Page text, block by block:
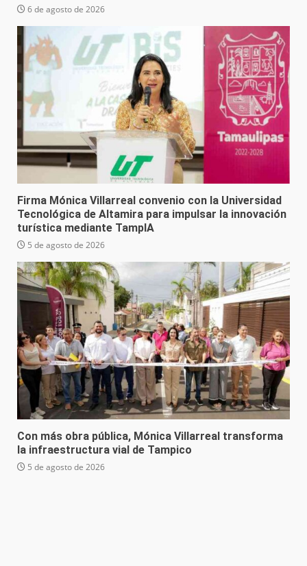
6 de agosto de 2026
Firma Mónica Villarreal convenio con la Universidad
Tecnológica de Altamira para impulsar la innovación
turística mediante TampIA
5 de agosto de 2026
Con más obra pública, Mónica Villarreal transforma
la infraestructura vial de Tampico
5 de agosto de 2026